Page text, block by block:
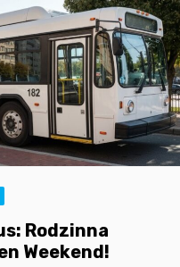
Rodzinna
Weekend!